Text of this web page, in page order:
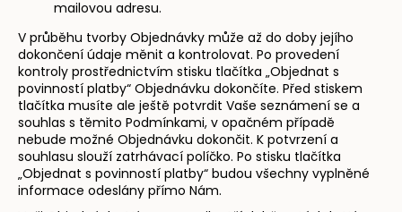
mailovou adresu.
V průběhu tvorby Objednávky může až do doby jejího
dokončení údaje měnit a kontrolovat. Po provedení
kontroly prostřednictvím stisku tlačítka „Objednat s
povinností platby“ Objednávku dokončíte. Před stiskem
tlačítka musíte ale ještě potvrdit Vaše seznámení se a
souhlas s těmito Podmínkami, v opačném případě
nebude možné Objednávku dokončit. K potvrzení a
souhlasu slouží zatrhávací políčko. Po stisku tlačítka
„Objednat s povinností platby“ budou všechny vyplněné
informace odeslány přímo Nám.